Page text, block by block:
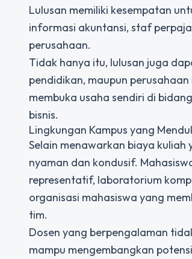
Lulusan memiliki kesempatan
informasi akuntansi, staf
perusahaan.
Tidak hanya itu, lulusan juga
pendidikan, maupun
membuka usaha sendiri di
bisnis.
Lingkungan Kampus yang
Selain menawarkan biaya kuliah
nyaman dan kondusif.
representatif, laboratorium
organisasi mahasiswa yang
tim.
Dosen yang berpengalaman
mampu mengembangkan